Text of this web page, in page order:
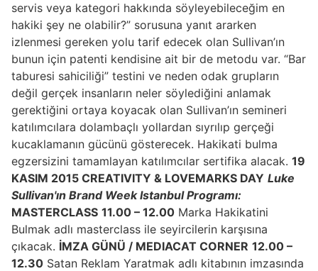
servis veya kategori hakkında söyleyebileceğim en
hakiki şey ne olabilir?” sorusuna yanıt ararken
izlenmesi gereken yolu tarif edecek olan Sullivan’ın
bunun için patenti kendisine ait bir de metodu var. “Bar
taburesi sahiciliği” testini ve neden odak grupların
değil gerçek insanların neler söylediğini anlamak
gerektiğini ortaya koyacak olan Sullivan’ın semineri
katılımcılara dolambaçlı yollardan sıyrılıp gerçeği
kucaklamanın gücünü gösterecek. Hakikati bulma
egzersizini tamamlayan katılımcılar sertifika alacak. 19
KASIM 2015 CREATIVITY & LOVEMARKS DAY Luke
Sullivan'ın Brand Week Istanbul Programı:
MASTERCLASS 11.00 – 12.00 Marka Hakikatini
Bulmak adlı masterclass ile seyircilerin karşısına
çıkacak. İMZA GÜNÜ / MEDIACAT CORNER 12.00 –
12.30 Satan Reklam Yaratmak adlı kitabının imzasında